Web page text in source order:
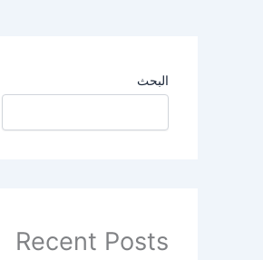
البحث
Recent Posts